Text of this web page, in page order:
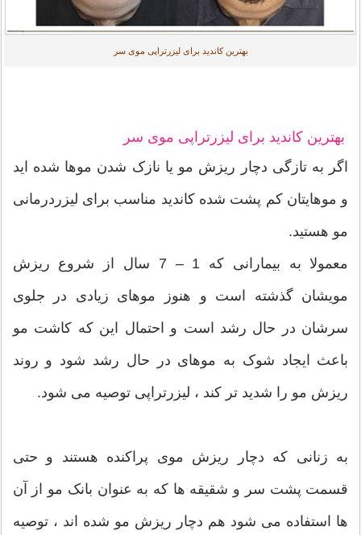
بهترین کاندید برای لیزرتراپی موی سر
بهترین کاندید برای لیزرتراپی موی سر
اگر به تازگی دچار ریزش مو یا نازک شدن موها شده اید
و موهایتان کم پشت شده کاندید مناسب برای لیزردرمانی
مو هستید.
معمولا به بیمارانی که 1 – 7 سال از شروع ریزش
مویشان گذشته است و هنوز موهای زیادی در جلوی
سرشان در حال رشد است و احتمال این که کاشت مو
باعث ایجاد شوک به موهای در حال رشد شود و روند
ریزش مو را شدید تر کند ، لیزرتراپی توصیه می شود.
به زنانی که دچار ریزش موی پراکنده هستند و حتی
قسمت پشت سر و شقیقه ها که به عنوان بانک مو از آن
ها استفاده می شود هم دچار ریزش مو شده اند ، توصیه